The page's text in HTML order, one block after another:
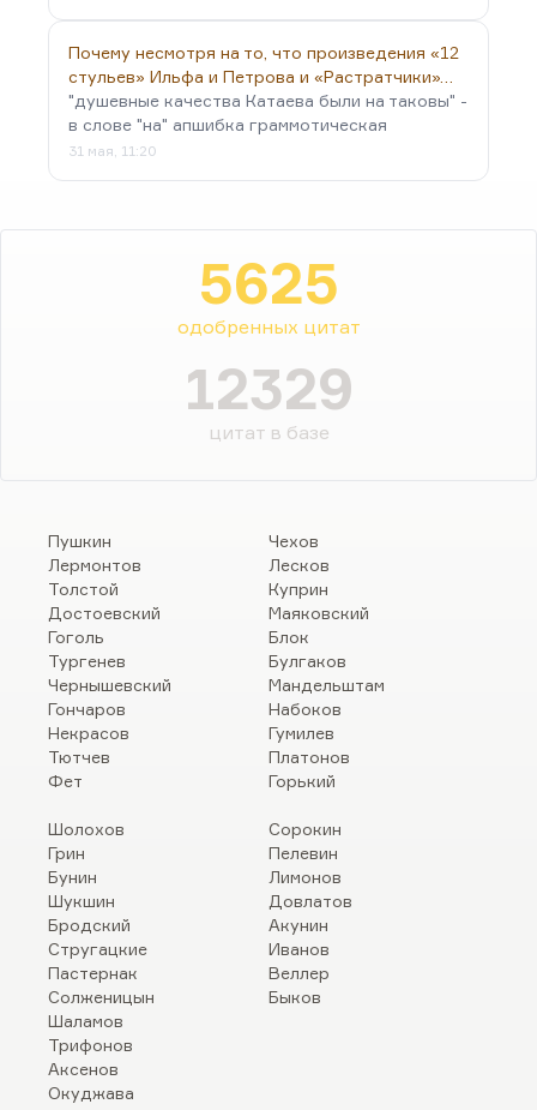
Почему несмотря на то, что произведения «12
стульев» Ильфа и Петрова и «Растратчики»…
"душевные качества Катаева были на таковы" -
в слове "на" апшибка граммотическая
31 мая, 11:20
5625
одобренных цитат
12329
цитат в базе
Пушкин
Лермонтов
Толстой
Достоевский
Гоголь
Тургенев
Чернышевский
Гончаров
Некрасов
Тютчев
Фет
Чехов
Лесков
Куприн
Маяковский
Блок
Булгаков
Мандельштам
Набоков
Гумилев
Платонов
Горький
Шолохов
Грин
Бунин
Шукшин
Бродский
Стругацкие
Пастернак
Солженицын
Шаламов
Трифонов
Аксенов
Окуджава
Сорокин
Пелевин
Лимонов
Довлатов
Акунин
Иванов
Веллер
Быков